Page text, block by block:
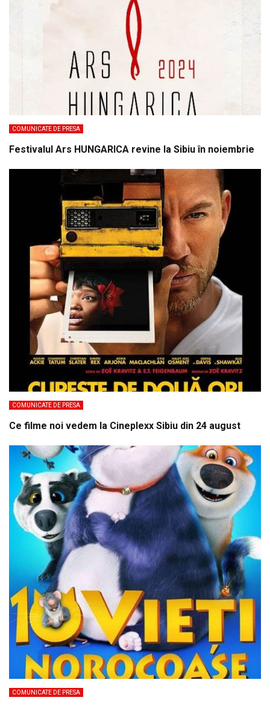
COMUNICATE DE PRESA
Festivalul Ars HUNGARICA revine la Sibiu în noiembrie
COMUNICATE DE PRESA
Ce filme noi vedem la Cineplexx Sibiu din 24 august
COMUNICATE DE PRESA